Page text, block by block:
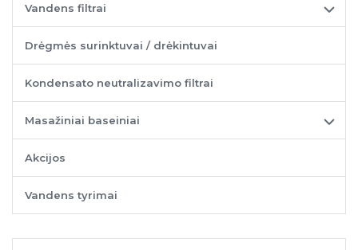
Vandens filtrai
Drėgmės surinktuvai / drėkintuvai
Kondensato neutralizavimo filtrai
Masažiniai baseiniai
Akcijos
Vandens tyrimai